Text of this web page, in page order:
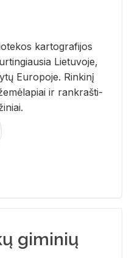
kar­to­gra­fi­jos
Lie­tu­vo­je,
Eu­ro­po­je. Rin­ki­nį
ir rank­raš­ti­
giminių